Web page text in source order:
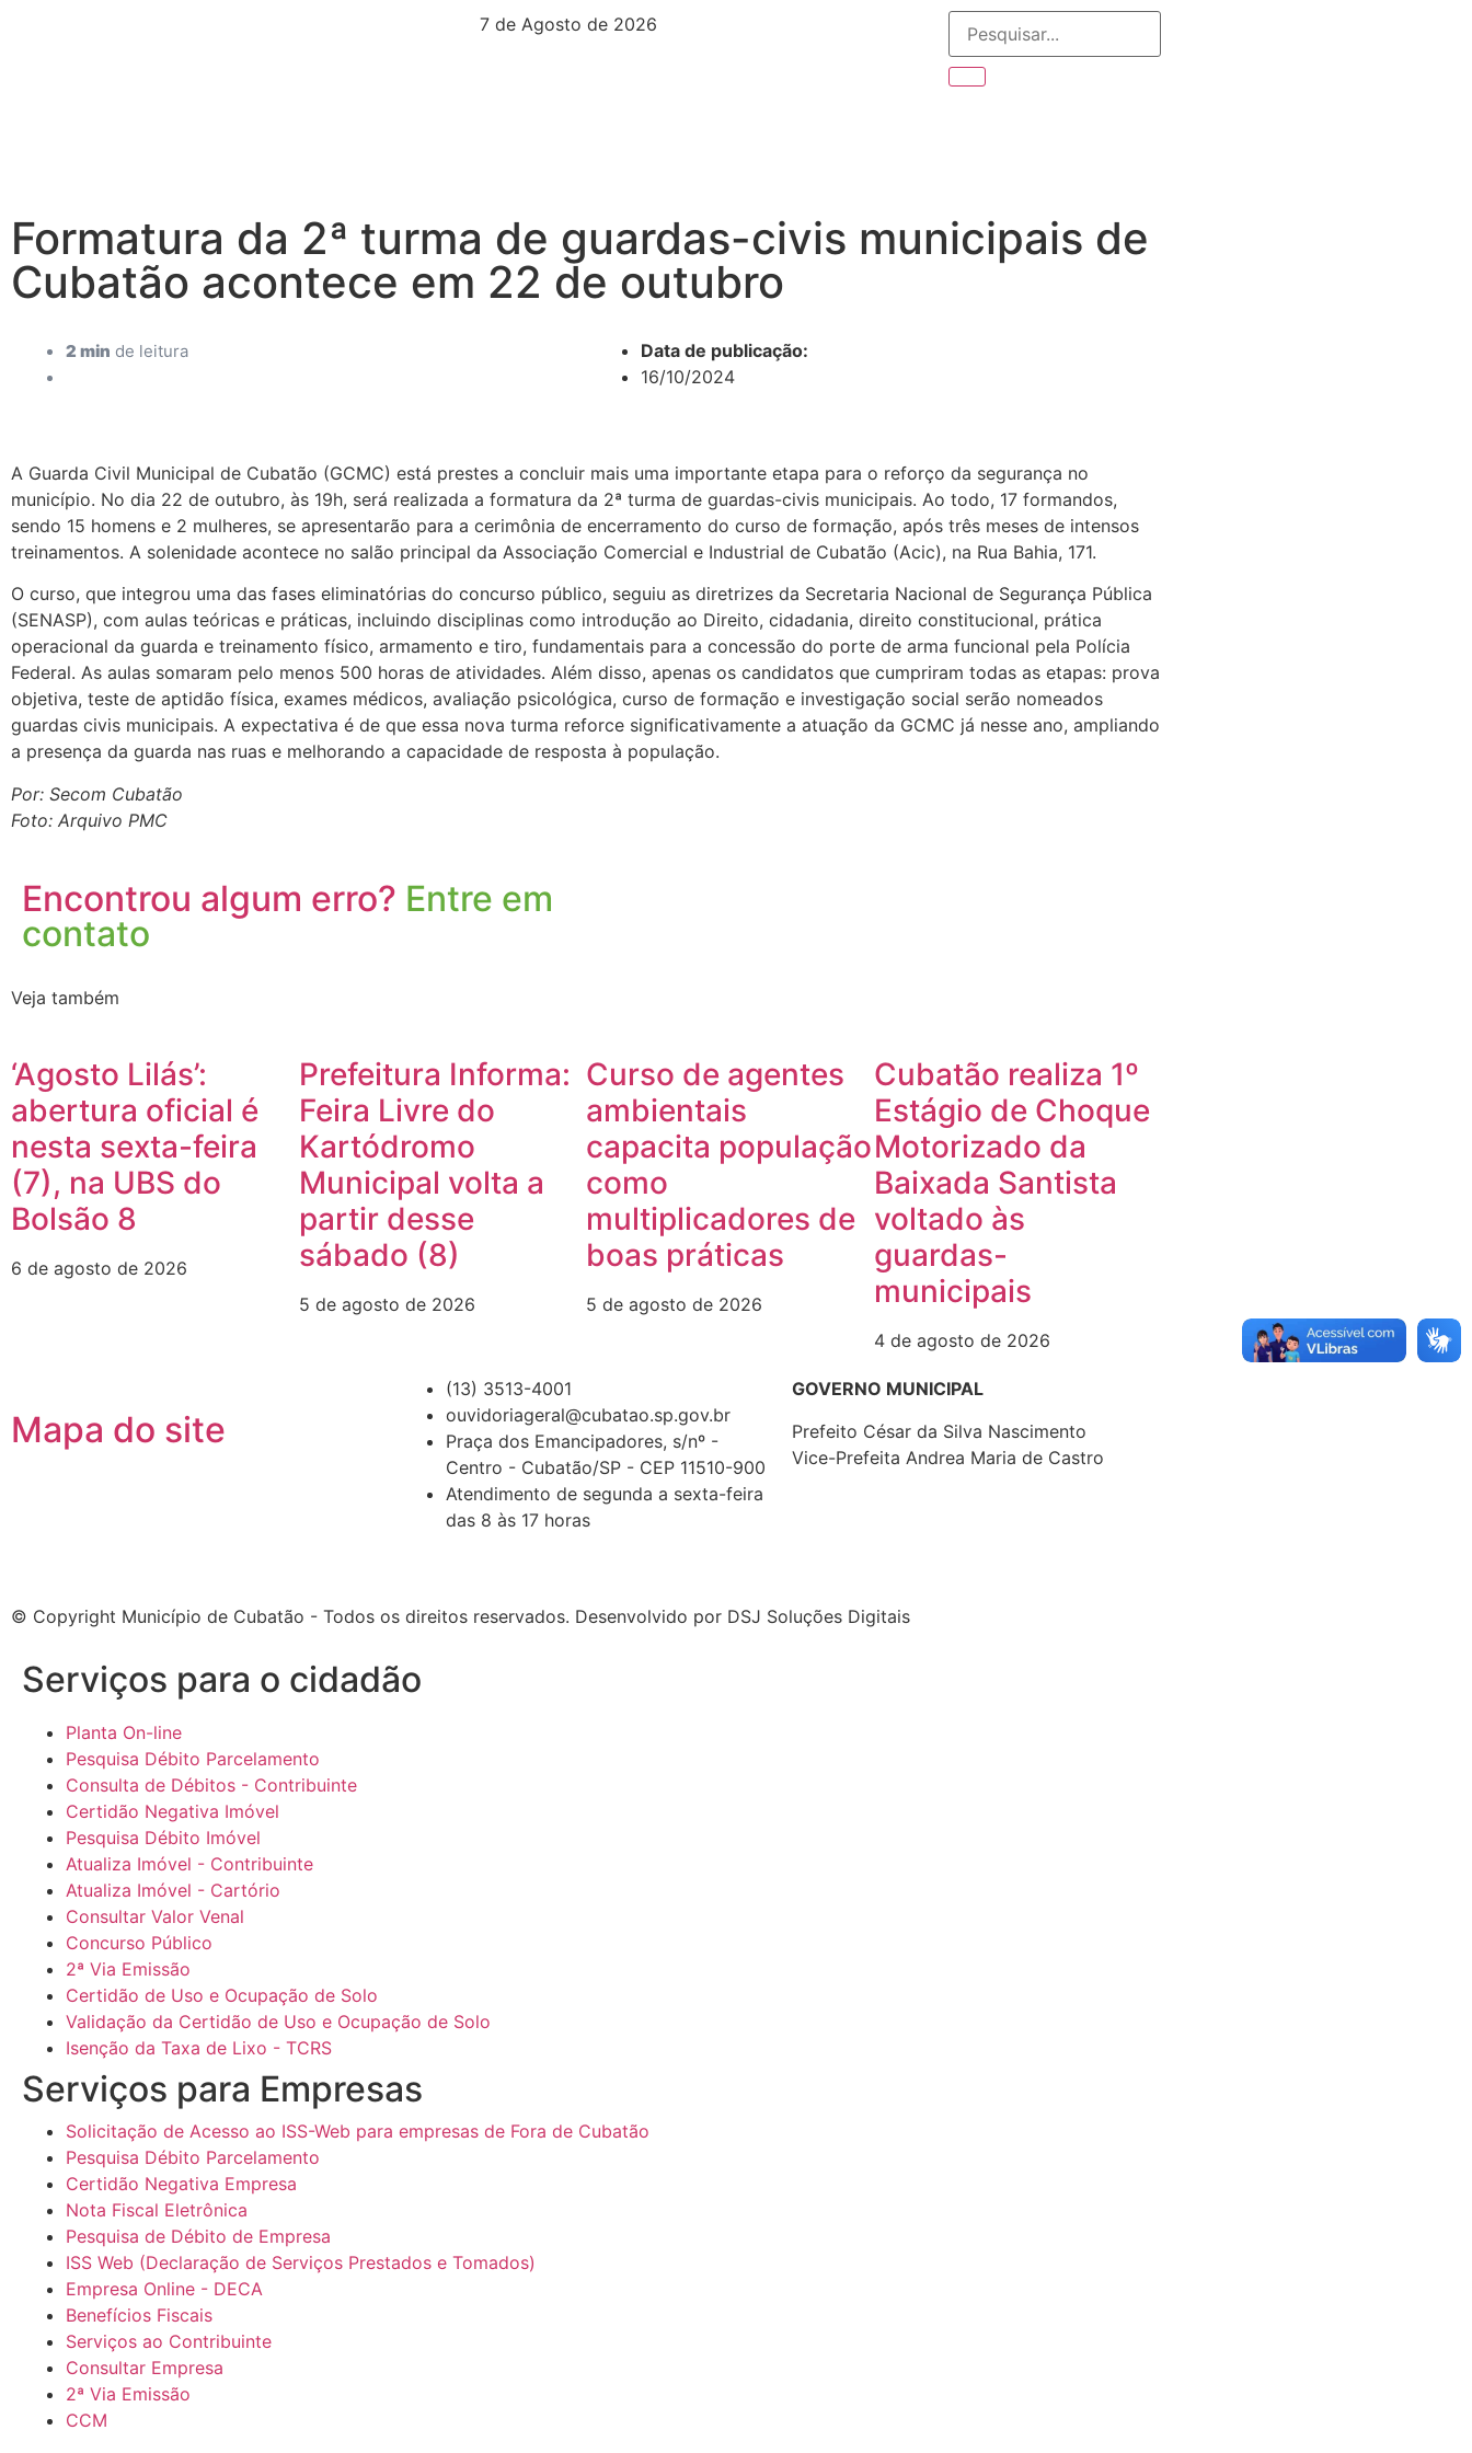
7 de Agosto de 2026
Formatura da 2ª turma de guardas-civis municipais de
Cubatão acontece em 22 de outubro
2 min de leitura
Data de publicação:
16/10/2024
A Guarda Civil Municipal de Cubatão (GCMC) está prestes a concluir mais uma importante etapa para o reforço da segurança no
município. No dia 22 de outubro, às 19h, será realizada a formatura da 2ª turma de guardas-civis municipais. Ao todo, 17 formandos,
sendo 15 homens e 2 mulheres, se apresentarão para a cerimônia de encerramento do curso de formação, após três meses de intensos
treinamentos. A solenidade acontece no salão principal da Associação Comercial e Industrial de Cubatão (Acic), na Rua Bahia, 171.
O curso, que integrou uma das fases eliminatórias do concurso público, seguiu as diretrizes da Secretaria Nacional de Segurança Pública
(SENASP), com aulas teóricas e práticas, incluindo disciplinas como introdução ao Direito, cidadania, direito constitucional, prática
operacional da guarda e treinamento físico, armamento e tiro, fundamentais para a concessão do porte de arma funcional pela Polícia
Federal. As aulas somaram pelo menos 500 horas de atividades. Além disso, apenas os candidatos que cumpriram todas as etapas: prova
objetiva, teste de aptidão física, exames médicos, avaliação psicológica, curso de formação e investigação social serão nomeados
guardas civis municipais. A expectativa é de que essa nova turma reforce significativamente a atuação da GCMC já nesse ano, ampliando
a presença da guarda nas ruas e melhorando a capacidade de resposta à população.
Por: Secom Cubatão
Foto: Arquivo PMC
Encontrou algum erro? Entre em
contato
Veja também
‘Agosto Lilás’:
abertura oficial é
nesta sexta-feira
(7), na UBS do
Bolsão 8
6 de agosto de 2026
Prefeitura Informa:
Feira Livre do
Kartódromo
Municipal volta a
partir desse
sábado (8)
5 de agosto de 2026
Curso de agentes
ambientais
capacita população
como
multiplicadores de
boas práticas
5 de agosto de 2026
Cubatão realiza 1º
Estágio de Choque
Motorizado da
Baixada Santista
voltado às
guardas-
municipais
4 de agosto de 2026
Mapa do site
(13) 3513-4001
ouvidoriageral@cubatao.sp.gov.br
Praça dos Emancipadores, s/nº -
Centro - Cubatão/SP - CEP 11510-900
Atendimento de segunda a sexta-feira
das 8 às 17 horas
GOVERNO MUNICIPAL
Prefeito César da Silva Nascimento
Vice-Prefeita Andrea Maria de Castro
© Copyright Município de Cubatão - Todos os direitos reservados. Desenvolvido por DSJ Soluções Digitais
Serviços para o cidadão​
Planta On-line
Pesquisa Débito Parcelamento
Consulta de Débitos - Contribuinte
Certidão Negativa Imóvel
Pesquisa Débito Imóvel
Atualiza Imóvel - Contribuinte
Atualiza Imóvel - Cartório
Consultar Valor Venal
Concurso Público
2ª Via Emissão
Certidão de Uso e Ocupação de Solo
Validação da Certidão de Uso e Ocupação de Solo
Isenção da Taxa de Lixo - TCRS
Serviços para Empresas​
Solicitação de Acesso ao ISS-Web para empresas de Fora de Cubatão
Pesquisa Débito Parcelamento
Certidão Negativa Empresa
Nota Fiscal Eletrônica
Pesquisa de Débito de Empresa
ISS Web (Declaração de Serviços Prestados e Tomados)
Empresa Online - DECA
Benefícios Fiscais
Serviços ao Contribuinte
Consultar Empresa
2ª Via Emissão
CCM